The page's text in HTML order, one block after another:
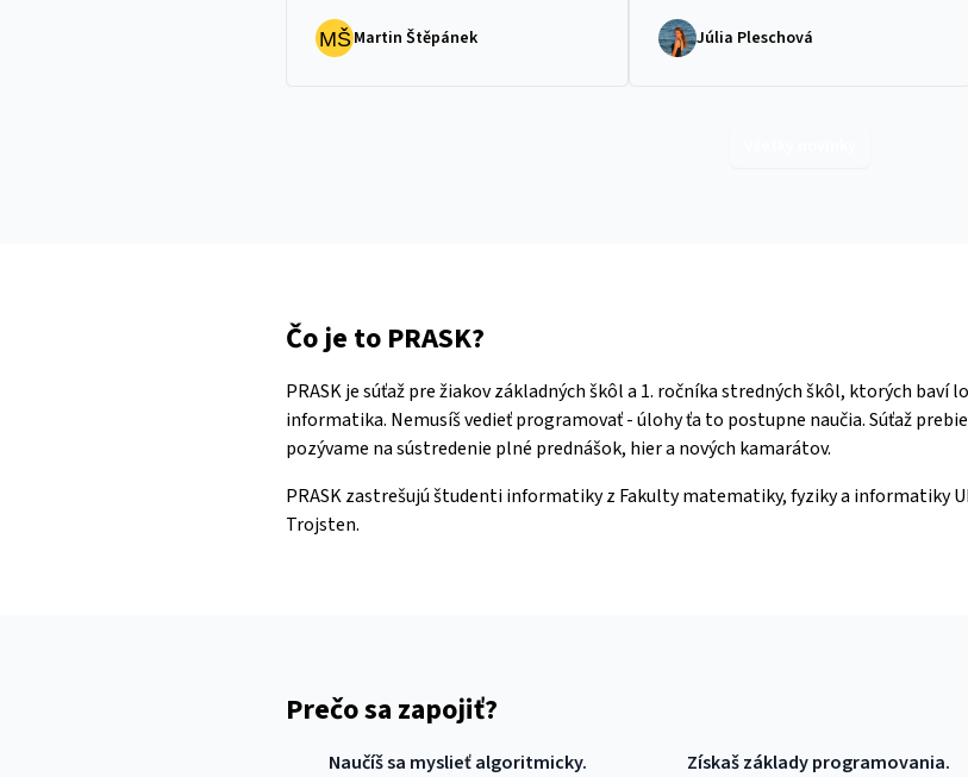
Martin Štěpánek Júlia Pleschová
Čo je to PRASK?
PRASK je súťaž pre žiakov základných škôl a 1. ročníka stredných škôl, ktorých
informatika. Nemusíš vedieť programovať - úlohy ťa to postupne naučia. Súťaž
pozývame na sústredenie plné prednášok, hier a nových kamarátov.
PRASK zastrešujú študenti informatiky z Fakulty matematiky, fyziky a informatiky
Trojsten.
Prečo sa zapojiť?
Naučíš sa myslieť algoritmicky.
Získaš základy programovania.